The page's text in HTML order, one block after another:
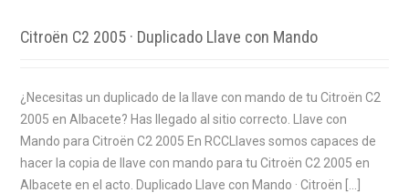
Citroën C2 2005 · Duplicado Llave con Mando
¿Necesitas un duplicado de la llave con mando de tu Citroën C2
2005 en Albacete? Has llegado al sitio correcto. Llave con
Mando para Citroën C2 2005 En RCCLlaves somos capaces de
hacer la copia de llave con mando para tu Citroën C2 2005 en
Albacete en el acto. Duplicado Llave con Mando · Citroën […]